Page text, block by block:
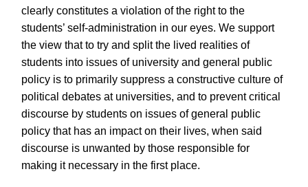
clearly constitutes a violation of the right to the
students’ self-administration in our eyes. We support
the view that to try and split the lived realities of
students into issues of university and general public
policy is to primarily suppress a constructive culture of
political debates at universities, and to prevent critical
discourse by students on issues of general public
policy that has an impact on their lives, when said
discourse is unwanted by those responsible for
making it necessary in the first place.